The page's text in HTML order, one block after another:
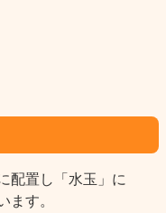
配置し「水玉」に
す。